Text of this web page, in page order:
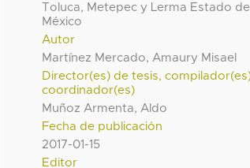
Toluca, Metepec y Lerma Estado de
México
Autor
Martínez Mercado, Amaury Misael
Director(es) de tesis,
coordinador(es)
Muñoz Armenta, Aldo
Fecha de publicación
2017-01-15
Editor